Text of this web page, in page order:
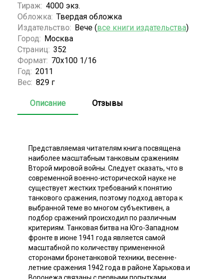
Тираж: 4000 экз.
Обложка: Твердая обложка
Издательство: Вече (все книги издательства)
Город: Москва
Страниц: 352
Формат: 70х100 1/16
Год: 2011
Вес: 829 г
Описание Отзывы
Представляемая читателям книга посвящена
наиболее масштабным танковым сражениям
Второй мировой войны. Следует сказать, что в
современной военно-исторической науке не
существует жестких требований к понятию
танкового сражения, поэтому подход автора к
выбранной теме во многом субъективен, а
подбор сражений происходил по различным
критериям. Танковая битва на Юго-Западном
фронте в июне 1941 года является самой
масштабной по количеству примененной
сторонами бронетанковой техники, весенне-
летние сражения 1942 года в районе Харькова и
Воронежа связаны с первыми попытками